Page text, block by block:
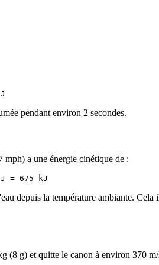
pendant environ 2 secondes.
a une énergie cinétique de :
depuis la température ambiante. Cela
(8 g) et quitte le canon à environ 370 m/